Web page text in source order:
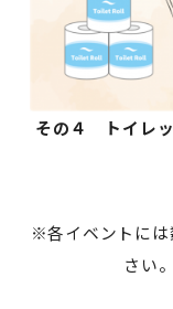
その４ トイレ
※各イベントには
さい